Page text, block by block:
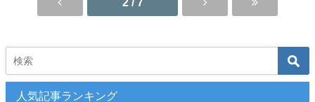
人気記事ランキング